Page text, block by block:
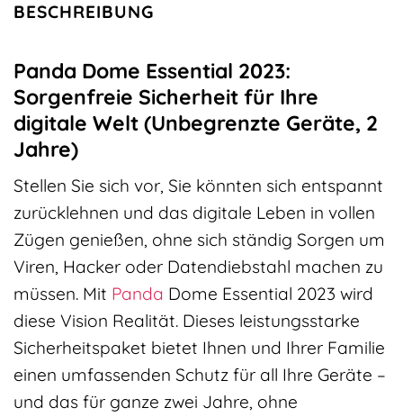
BESCHREIBUNG
Panda Dome Essential 2023:
Sorgenfreie Sicherheit für Ihre
digitale Welt (Unbegrenzte Geräte, 2
Jahre)
Stellen Sie sich vor, Sie könnten sich entspannt
zurücklehnen und das digitale Leben in vollen
Zügen genießen, ohne sich ständig Sorgen um
Viren, Hacker oder Datendiebstahl machen zu
müssen. Mit Panda Dome Essential 2023 wird
diese Vision Realität. Dieses leistungsstarke
Sicherheitspaket bietet Ihnen und Ihrer Familie
einen umfassenden Schutz für all Ihre Geräte –
und das für ganze zwei Jahre, ohne